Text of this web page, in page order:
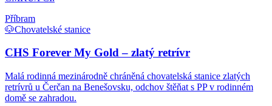
Příbram
🐶Chovatelské stanice
CHS Forever My Gold – zlatý retrívr
Malá rodinná mezinárodně chráněná chovatelská stanice zlatých
retrívrů u Čerčan na Benešovsku, odchov štěňat s PP v rodinném
domě se zahradou.